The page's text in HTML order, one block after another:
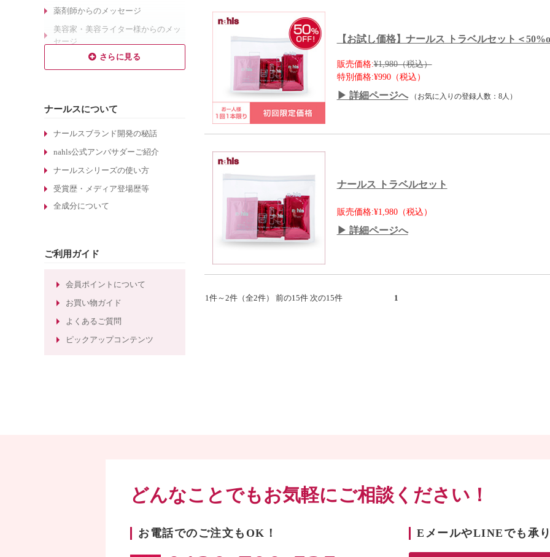
薬剤師からのメッセージ
美容家・美容ライター様からのメッ
セージ
乾燥肌対策のエイジングケア
毛穴対策のエイジングケア
くすみ対策のエイジングケア
ターンオーバーについて
酵素洗顔について
エイジングケア化粧品の選び方
敏感肌化粧品の選び方
ほうれい線対策のエイジングケア化
粧水
ナールスについて
ナールスブランド開発の秘話
nahls公式アンバサダーご紹介
ナールスシリーズの使い方
受賞歴・メディア登場歴等
全成分について
ご利用ガイド
会員ポイントについて
お買い物ガイド
よくあるご質問
ピックアップコンテンツ
【お試し価格】ナールス トラベルセット＜
販売価格:¥1,980（税込）
特別価格:¥990（税込）
▶ 詳細ページへ （お気に入りの登録人数：8人）
ナールス トラベルセット
販売価格:¥1,980（税込）
▶ 詳細ページへ
1件～2件（全2件） 前の15件 次の15件 1
どんなことでもお気軽にご相談ください！
お電話でのご注文もOK！ EメールやLINEでも承